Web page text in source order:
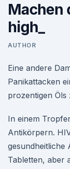
Machen
high_
AUTHOR
Eine andere
Panikattacken
prozentigen Öls
In einem
Antikörpern.
gesundheitliche
Tabletten, aber